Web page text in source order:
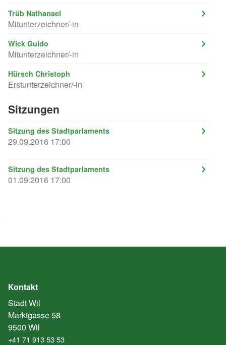
Trüb Nathanael
Mitunterzeichner/-in
Wick Guido
Mitunterzeichner/-in
Hürsch Christoph
Erstunterzeichner/-in
Sitzungen
Sitzung des Stadtparlaments
29.09.2016 17:00
Sitzung des Stadtparlaments
01.09.2016 17:00
Kontakt
Stadt Wil
Marktgasse 58
9500 Wil
+41 71 913 53 53